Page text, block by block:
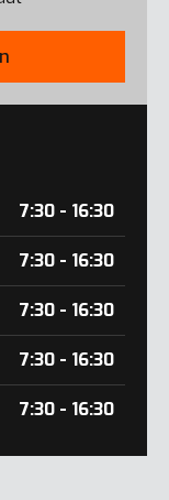
7:30 - 16:30
7:30 - 16:30
7:30 - 16:30
7:30 - 16:30
7:30 - 16:30